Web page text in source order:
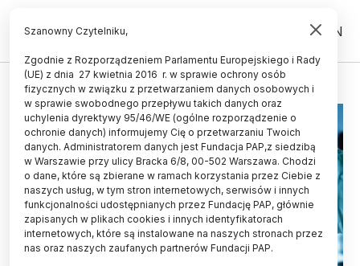
PL EN
KOMPOZYTY
Szanowny Czytelniku,
Zgodnie z Rozporządzeniem Parlamentu Europejskiego i Rady
(UE) z dnia 27 kwietnia 2016 r. w sprawie ochrony osób
fizycznych w związku z przetwarzaniem danych osobowych i
w sprawie swobodnego przepływu takich danych oraz
uchylenia dyrektywy 95/46/WE (ogólne rozporządzenie o
ochronie danych) informujemy Cię o przetwarzaniu Twoich
danych. Administratorem danych jest Fundacja PAP,z siedzibą
w Warszawie przy ulicy Bracka 6/8, 00-502 Warszawa. Chodzi
o dane, które są zbierane w ramach korzystania przez Ciebie z
naszych usług, w tym stron internetowych, serwisów i innych
funkcjonalności udostępnianych przez Fundację PAP, głównie
zapisanych w plikach cookies i innych identyfikatorach
internetowych, które są instalowane na naszych stronach przez
nas oraz naszych zaufanych partnerów Fundacji PAP.